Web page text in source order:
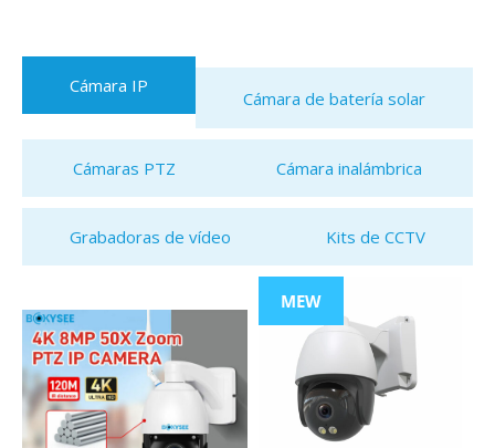
Cámara IP
Cámara de batería solar
Cámaras PTZ Cámara inalámbrica
Grabadoras de vídeo Kits de CCTV
MEW